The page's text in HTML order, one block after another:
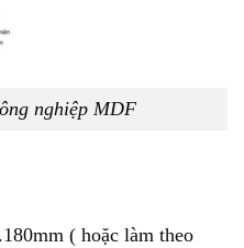
nghiệp MDF
( hoặc làm theo